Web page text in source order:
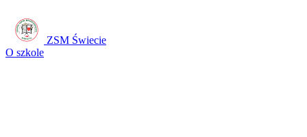
ZSM Świecie
O szkole